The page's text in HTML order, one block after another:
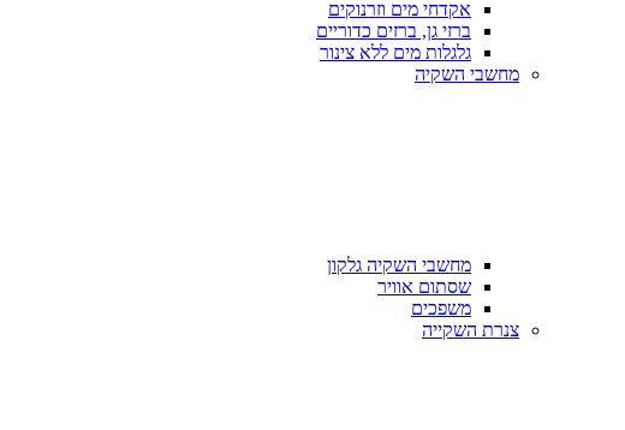
אקדחי מים וזרנוקים
ברזי גן, ברזים כדוריים
גלגלות מים ללא צינור
מחשבי השקיה
מחשבי השקיה גלקון
שסתום אוויר
משפכים
צנרת השקייה